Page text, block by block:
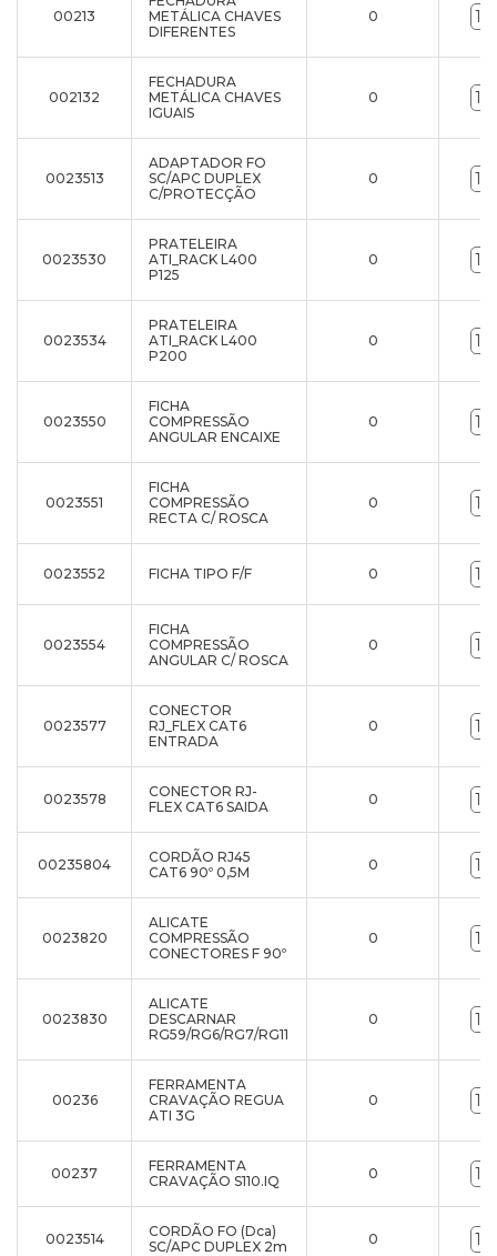
00213
METÁLICA CHAVES
DIFERENTES
0
002132
FECHADURA
METÁLICA CHAVES
IGUAIS
0
0023513
ADAPTADOR FO
SC/APC DUPLEX
C/PROTECÇÃO
0
0023530
PRATELEIRA
ATI_RACK L400
P125
0
0023534
PRATELEIRA
ATI_RACK L400
P200
0
0023550
FICHA
COMPRESSÃO
ANGULAR ENCAIXE
0
0023551
FICHA
COMPRESSÃO
RECTA C/ ROSCA
0
0023552 FICHA TIPO F/F 0
0023554
FICHA
COMPRESSÃO
ANGULAR C/ ROSCA
0
0023577
CONECTOR
RJ_FLEX CAT6
ENTRADA
0
0023578
CONECTOR RJ-
FLEX CAT6 SAIDA
0
00235804
CORDÃO RJ45
CAT6 90º 0,5M
0
0023820
ALICATE
COMPRESSÃO
CONECTORES F 90º
0
0023830
ALICATE
DESCARNAR
RG59/RG6/RG7/RG11
0
00236
FERRAMENTA
CRAVAÇÃO REGUA
ATI 3G
0
00237
FERRAMENTA
CRAVAÇÃO S110.IQ
0
0023514
CORDÃO FO (Dca)
SC/APC DUPLEX 2m
0